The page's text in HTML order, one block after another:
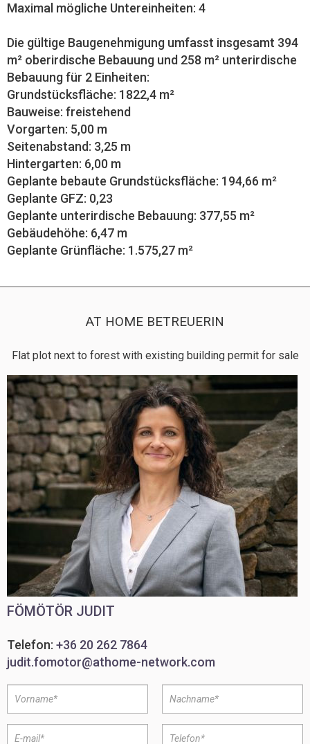
Maximal mögliche Untereinheiten: 4
Die gültige Baugenehmigung umfasst insgesamt 394
m² oberirdische Bebauung und 258 m² unterirdische
Bebauung für 2 Einheiten:
Grundstücksfläche: 1822,4 m²
Bauweise: freistehend
Vorgarten: 5,00 m
Seitenabstand: 3,25 m
Hintergarten: 6,00 m
Geplante bebaute Grundstücksfläche: 194,66 m²
Geplante GFZ: 0,23
Geplante unterirdische Bebauung: 377,55 m²
Gebäudehöhe: 6,47 m
Geplante Grünfläche: 1.575,27 m²
AT HOME BETREUERIN
Flat plot next to forest with existing building permit for sale
FÖMÖTÖR JUDIT
Telefon: +36 20 262 7864
judit.fomotor@athome-network.com